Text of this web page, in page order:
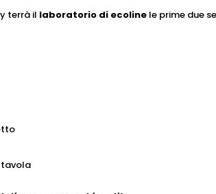
terrà il laboratorio di ecoline le prime due
tavola